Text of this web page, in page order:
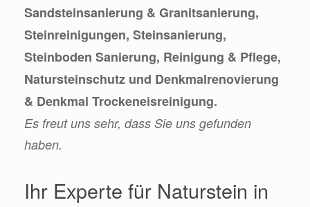
Sandsteinsanierung & Granitsanierung,
Steinreinigungen, Steinsanierung,
Steinboden Sanierung, Reinigung & Pflege,
Natursteinschutz und Denkmalrenovierung
& Denkmal Trockeneisreinigung.
Es freut uns sehr, dass Sie uns gefunden
haben.
Ihr Experte für Naturstein in